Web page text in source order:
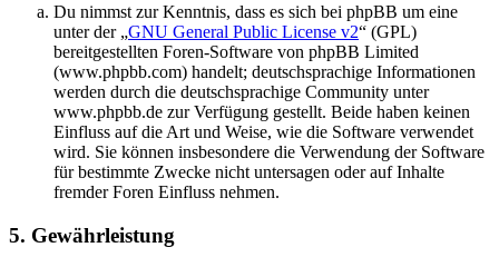
Du nimmst zur Kenntnis, dass es sich bei phpBB um eine
unter der „GNU General Public License v2“ (GPL)
bereitgestellten Foren-Software von phpBB Limited
(www.phpbb.com) handelt; deutschsprachige Informationen
werden durch die deutschsprachige Community unter
www.phpbb.de zur Verfügung gestellt. Beide haben keinen
Einfluss auf die Art und Weise, wie die Software verwendet
wird. Sie können insbesondere die Verwendung der Software
für bestimmte Zwecke nicht untersagen oder auf Inhalte
fremder Foren Einfluss nehmen.
5. Gewährleistung